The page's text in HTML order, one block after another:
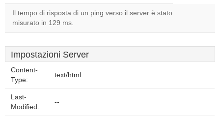
Il tempo di risposta di un ping verso il server è stato
misurato in 129 ms.
Impostazioni Server
Content-
Type:
text/html
Last-
Modified:
--